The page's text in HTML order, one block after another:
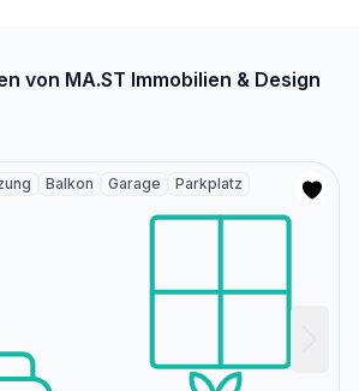
von MA.ST Immobilien & Design
Balkon Garage
Parkplatz